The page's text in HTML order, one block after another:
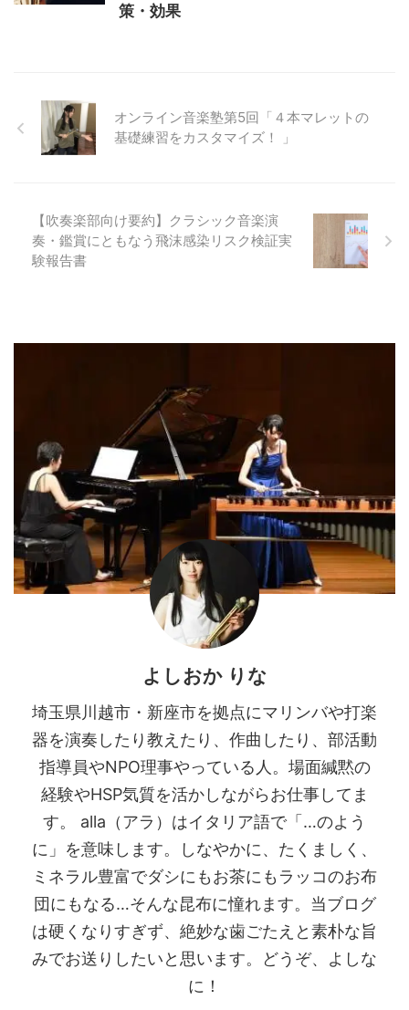
策・効果
オンライン音楽塾第5回「４本マレットの
基礎練習をカスタマイズ！ 」
【吹奏楽部向け要約】クラシック⾳楽演
奏・鑑賞にともなう⾶沫感染リスク検証実
験報告書
よしおか りな
埼玉県川越市・新座市を拠点にマリンバや打楽
器を演奏したり教えたり、作曲したり、部活動
指導員やNPO理事やっている人。場面緘黙の
経験やHSP気質を活かしながらお仕事してま
す。 alla（アラ）はイタリア語で「…のよう
に」を意味します。しなやかに、たくましく、
ミネラル豊富でダシにもお茶にもラッコのお布
団にもなる…そんな昆布に憧れます。当ブログ
は硬くなりすぎず、絶妙な歯ごたえと素朴な旨
みでお送りしたいと思います。どうぞ、よしな
に！